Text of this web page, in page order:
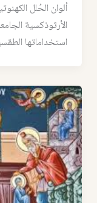
ألوان الحُلل
الأرثوذكسية
استخداماتها